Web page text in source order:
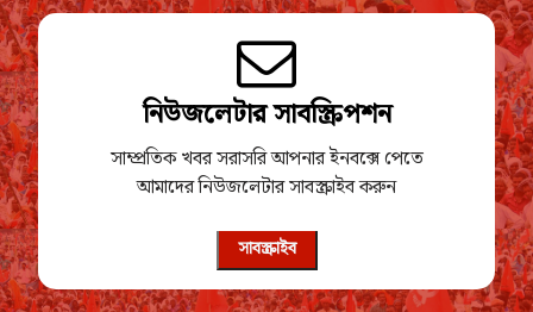
নিউজলেটার সাবস্ক্রিপশন
সাম্প্রতিক খবর সরাসরি আপনার ইনবক্সে পেতে
আমাদের নিউজলেটার সাবস্ক্রাইব করুন
সাবস্ক্রাইব